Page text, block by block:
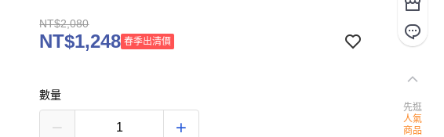
NT$2,080
NT$1,248 春季出清價
數量
先逛
人氣
商品